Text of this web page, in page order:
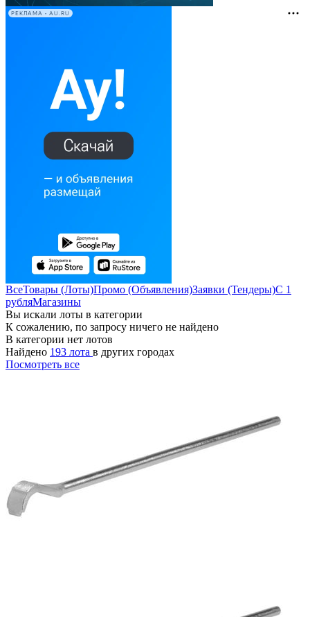
РЕКЛАМА • AU.RU
ВсеТовары (Лоты)Промо (Объявления)Заявки (Тендеры)С 1
рубляМагазины
Вы искали лоты в категории
К сожалению, по запросу ничего не найдено
В категории нет лотов
Найдено 193 лота в других городах
Посмотреть все